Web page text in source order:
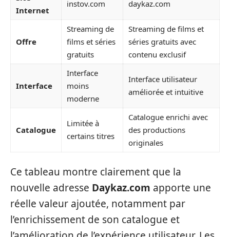
Internet
instov.com daykaz.com
Offre
Streaming de
films et séries
gratuits
Streaming de films et
séries gratuits avec
contenu exclusif
Interface
Interface
moins
moderne
Interface utilisateur
améliorée et intuitive
Catalogue
Limitée à
certains titres
Catalogue enrichi avec
des productions
originales
Ce tableau montre clairement que la
nouvelle adresse Daykaz.com apporte une
réelle valeur ajoutée, notamment par
l’enrichissement de son catalogue et